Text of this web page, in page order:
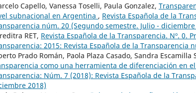
Capello, Vanessa Toselli, Paula Gonzalez,
subnacional en Argentina , Revista Española de la
núm. 20 (Segundo semestre. Julio - diciembre
RET, Revista Española de la Transparencia. Nº. 0.
2015: Revista Española de la Transparencia
Prado Román, Paola Plaza Casado, Sandra Escamilla
como una herramienta de diferenciación en
Núm. 7 (2018): Revista Española de la
2018)